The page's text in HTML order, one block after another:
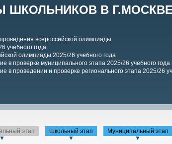
ШКОЛЬНИКОВ В Г.МОСКВЕ
всероссийской олимпиады
учебного года
олимпиады 2025/26 учебного года
в проверке муниципального этапа 2025/26 учебного
в проведении и проверке регионального этапа 2025/26
этап
Школьный этап
▼
Муниципальный этап
▼